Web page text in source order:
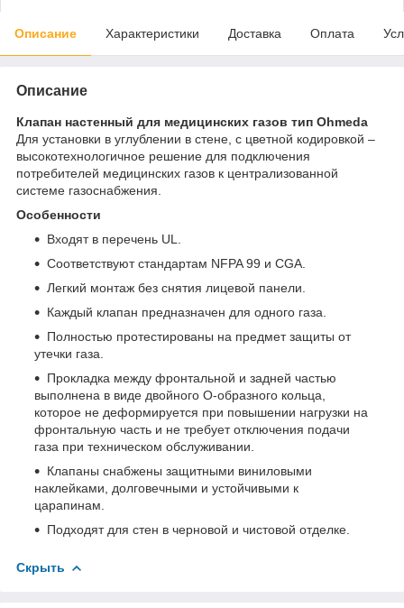
Описание Характеристики Доставка Оплата
Описание
Клапан настенный для медицинских газов тип Ohmeda
Для установки в углублении в стене, с цветной кодировкой –
высокотехнологичное решение для подключения
потребителей медицинских газов к централизованной
системе газоснабжения.
Особенности
Входят в перечень UL.
Соответствуют стандартам NFPA 99 и CGA.
Легкий монтаж без снятия лицевой панели.
Каждый клапан предназначен для одного газа.
Полностью протестированы на предмет защиты от
утечки газа.
Прокладка между фронтальной и задней частью
выполнена в виде двойного О-образного кольца,
которое не деформируется при повышении нагрузки на
фронтальную часть и не требует отключения подачи
газа при техническом обслуживании.
Клапаны снабжены защитными виниловыми
наклейками, долговечными и устойчивыми к
царапинам.
Подходят для стен в черновой и чистовой отделке.
Скрыть